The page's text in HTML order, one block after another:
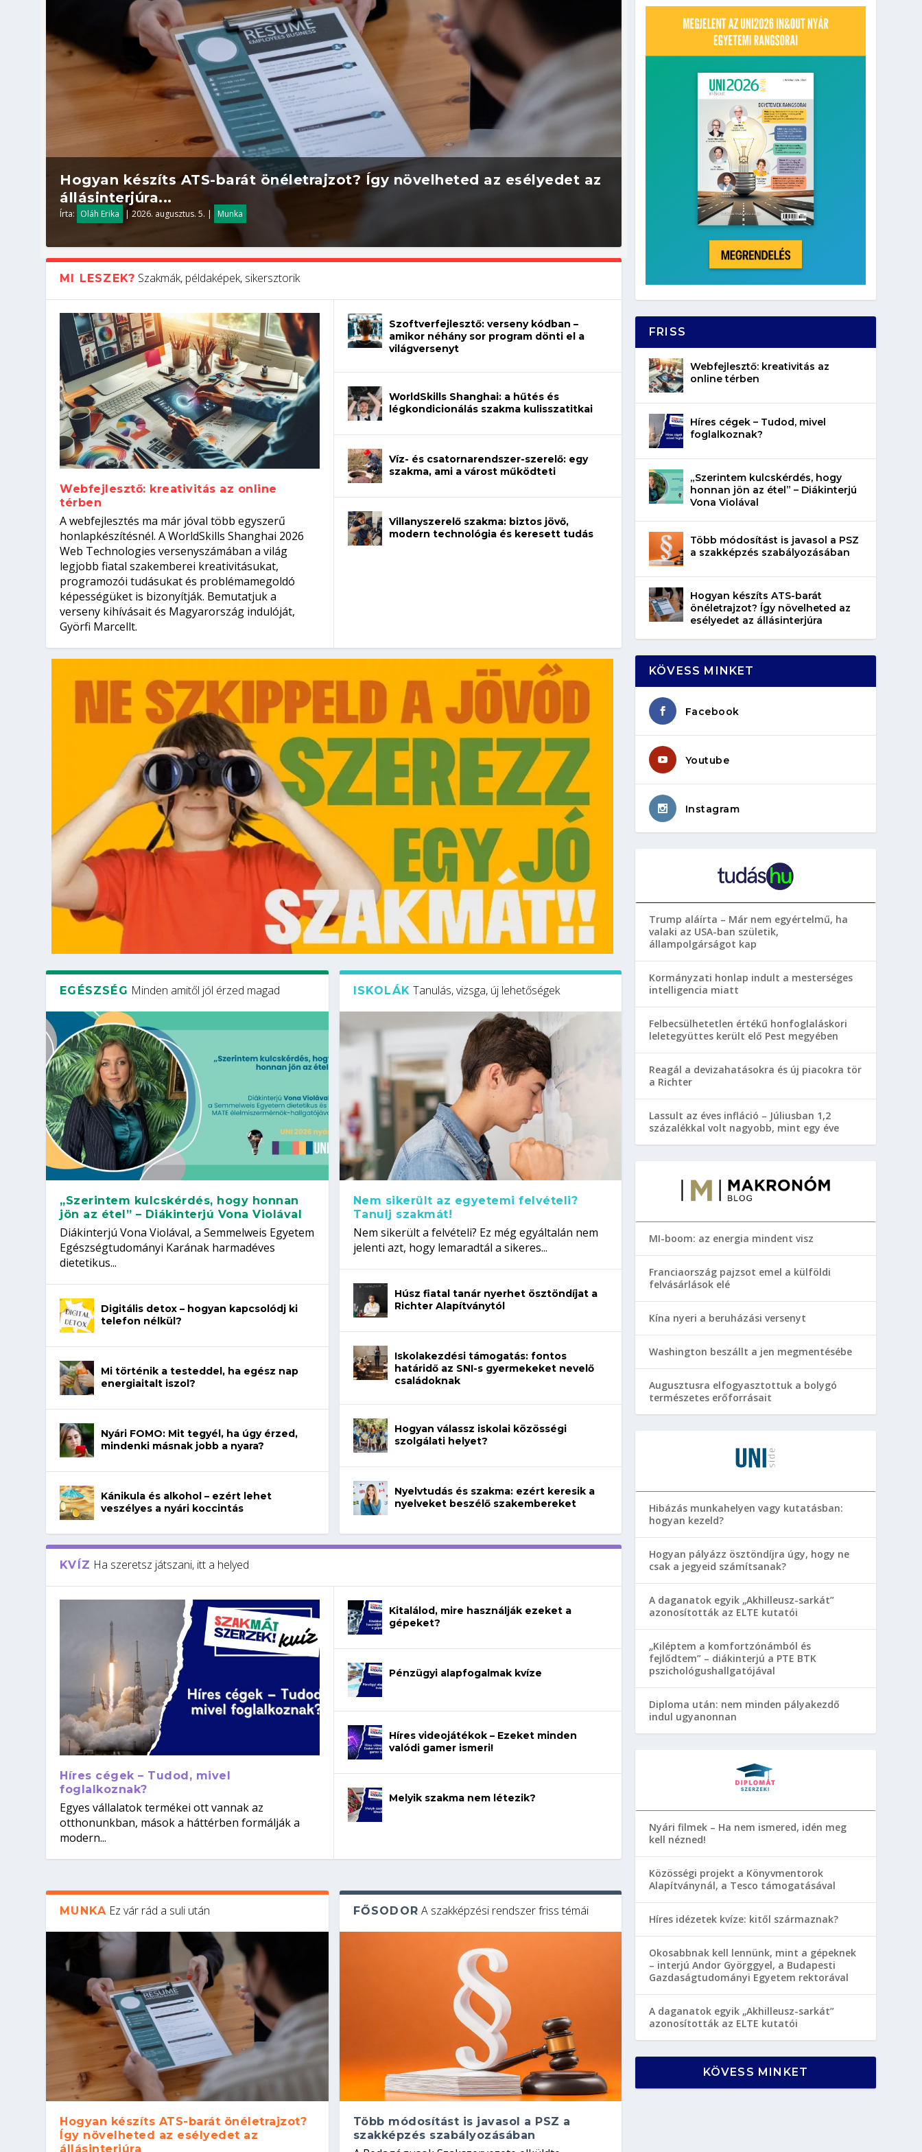
Hogyan készíts ATS-barát önéletrajzot? Így növelheted az esélyedet az
állásinterjúra...
Írta: Oláh Erika |2026. augusztus. 5. | Munka
Kitalálod, mire használják ezeket a gépeket?
Írta: Tóth Mónika |2026. augusztus. 4.| Kvíz
Nem sikerült az egyetemi felvételi? Tanulj szakmát!
Írta: Oláh Erika |2026. augusztus. 4.| Iskolák
Szoftverfejlesztő: verseny kódban – amikor néhány sor program dönti
el a világversenyt...
Írta: Szakmát Szerzek | 2026. augusztus. 3.| Mi leszek?
Digitális detox – hogyan kapcsolódj ki telefon nélkül?
Írta: Oláh Erika |2026. augusztus. 3.| Egészség
MI LESZEK? Szakmák, példaképek, sikersztorik
Webfejlesztő: kreativitás az online
térben
A webfejlesztés ma már jóval több egyszerű
honlapkészítésnél. A WorldSkills Shanghai 2026
Web Technologies versenyszámában a világ
legjobb fiatal szakemberei kreativitásukat,
programozói tudásukat és problémamegoldó
képességüket is bizonyítják. Bemutatjuk a
verseny kihívásait és Magyarország indulóját,
Györfi Marcellt.
Szoftverfejlesztő: verseny kódban –
amikor néhány sor program dönti el a
világversenyt
WorldSkills Shanghai: a hűtés és
légkondicionálás szakma kulisszatitkai
Víz- és csatornarendszer-szerelő: egy
szakma, ami a várost működteti
Villanyszerelő szakma: biztos jövő,
modern technológia és keresett tudás
EGÉSZSÉG Minden amitől jól érzed magad
„Szerintem kulcskérdés, hogy honnan
jön az étel” – Diákinterjú Vona Violával
Diákinterjú Vona Violával, a Semmelweis Egyetem
Egészségtudományi Karának harmadéves
dietetikus...
Digitális detox – hogyan kapcsolódj ki
telefon nélkül?
Mi történik a testeddel, ha egész nap
energiaitalt iszol?
Nyári FOMO: Mit tegyél, ha úgy érzed,
mindenki másnak jobb a nyara?
Kánikula és alkohol – ezért lehet
veszélyes a nyári koccintás
ISKOLÁK Tanulás, vizsga, új lehetőségek
Nem sikerült az egyetemi felvételi?
Tanulj szakmát!
Nem sikerült a felvételi? Ez még egyáltalán nem
jelenti azt, hogy lemaradtál a sikeres...
Húsz fiatal tanár nyerhet ösztöndíjat a
Richter Alapítványtól
Iskolakezdési támogatás: fontos
határidő az SNI-s gyermekeket nevelő
családoknak
Hogyan válassz iskolai közösségi
szolgálati helyet?
Nyelvtudás és szakma: ezért keresik a
nyelveket beszélő szakembereket
KVÍZ Ha szeretsz játszani, itt a helyed
Híres cégek – Tudod, mivel
foglalkoznak?
Egyes vállalatok termékei ott vannak az
otthonunkban, mások a háttérben formálják a
modern...
Kitalálod, mire használják ezeket a
gépeket?
Pénzügyi alapfogalmak kvíze
Híres videojátékok – Ezeket minden
valódi gamer ismeri!
Melyik szakma nem létezik?
MUNKA Ez vár rád a suli után
Hogyan készíts ATS-barát önéletrajzot?
Így növelheted az esélyedet az
állásinterjúra
FŐSODOR A szakképzési rendszer friss témái
Több módosítást is javasol a PSZ a
szakképzés szabályozásában
FRISS
Webfejlesztő: kreativitás az
online térben
Híres cégek – Tudod, mivel
foglalkoznak?
„Szerintem kulcskérdés, hogy
honnan jön az étel” – Diákinterjú
Vona Violával
Több módosítást is javasol a PSZ
a szakképzés szabályozásában
Hogyan készíts ATS-barát
önéletrajzot? Így növelheted az
esélyedet az állásinterjúra
KÖVESS MINKET
Facebook
Youtube
Instagram
Trump aláírta – Már nem egyértelmű, ha
valaki az USA-ban születik,
állampolgárságot kap
Kormányzati honlap indult a mesterséges
intelligencia miatt
Felbecsülhetetlen értékű honfoglaláskori
leletegyüttes került elő Pest megyében
Reagál a devizahatásokra és új piacokra tör
a Richter
Lassult az éves infláció – Júliusban 1,2
százalékkal volt nagyobb, mint egy éve
MI-boom: az energia mindent visz
Franciaország pajzsot emel a külföldi
felvásárlások elé
Kína nyeri a beruházási versenyt
Washington beszállt a jen megmentésébe
Augusztusra elfogyasztottuk a bolygó
természetes erőforrásait
Hibázás munkahelyen vagy kutatásban:
hogyan kezeld?
Hogyan pályázz ösztöndíjra úgy, hogy ne
csak a jegyeid számítsanak?
A daganatok egyik „Akhilleusz-sarkát”
azonosították az ELTE kutatói
„Kiléptem a komfortzónámból és
fejlődtem” – diákinterjú a PTE BTK
pszichológushallgatójával
Diploma után: nem minden pályakezdő
indul ugyanonnan
Nyári filmek – Ha nem ismered, idén meg
kell nézned!
Közösségi projekt a Könyvmentorok
Alapítványnál, a Tesco támogatásával
Híres idézetek kvíze: kitől származnak?
Okosabbnak kell lennünk, mint a gépeknek
– interjú Andor Györggyel, a Budapesti
Gazdaságtudományi Egyetem rektorával
A daganatok egyik „Akhilleusz-sarkát”
azonosították az ELTE kutatói
KÖVESS MINKET